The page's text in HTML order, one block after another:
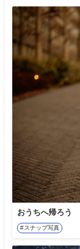
おうちへ帰ろう
スナップ写真